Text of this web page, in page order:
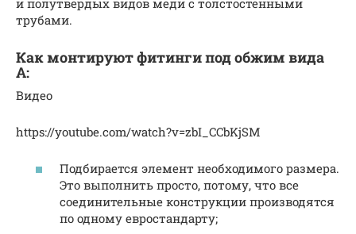
трубами.
Как монтируют фитинги под обжим вида
А:
Видео
https://youtube.com/watch?v=zbI_CCbKjSM
Подбирается элемент необходимого размера.
Это выполнить просто, потому, что все
соединительные конструкции производятся
по одному евростандарту;